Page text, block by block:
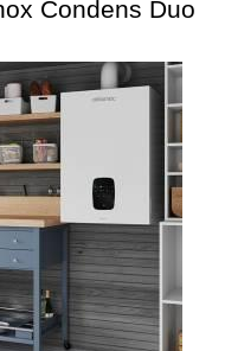
Condens Duo